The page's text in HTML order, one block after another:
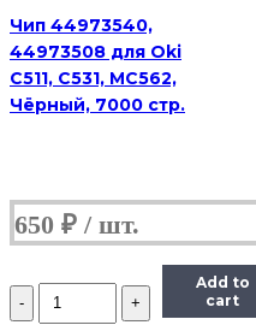
Чип 44973540,
44973508 для Oki
C511, C531, MC562,
Чёрный, 7000 стр.
650 ₽
Количество
Чип
Add to
cart